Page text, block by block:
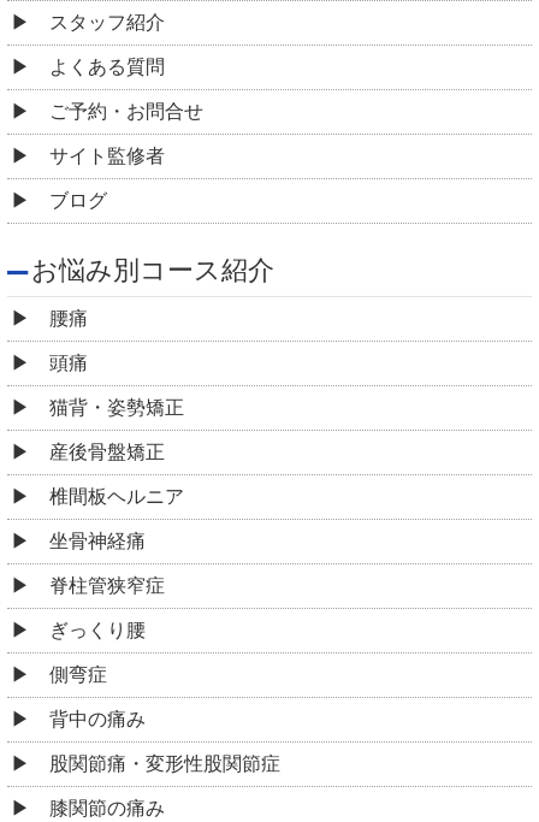
スタッフ紹介
よくある質問
ご予約・お問合せ
サイト監修者
ブログ
お悩み別コース紹介
腰痛
頭痛
猫背・姿勢矯正
産後骨盤矯正
椎間板ヘルニア
坐骨神経痛
脊柱管狭窄症
ぎっくり腰
側弯症
背中の痛み
股関節痛・変形性股関節症
膝関節の痛み